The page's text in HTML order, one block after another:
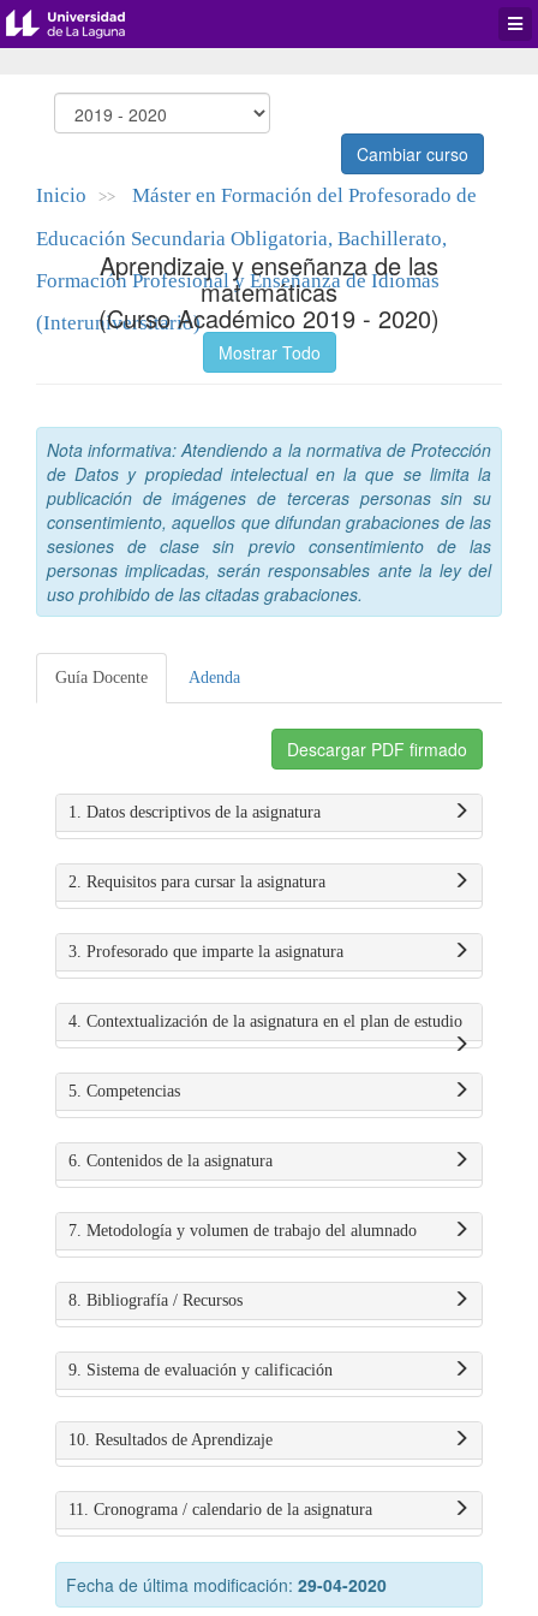
Cambiar curso
Inicio >>
Máster en Formación del Profesorado de
Educación Secundaria Obligatoria, Bachillerato,
Formación Profesional y Enseñanza de Idiomas
(Interuniversitario)
Aprendizaje y enseñanza de las
matemáticas
(Curso Académico 2019 - 2020)
Mostrar Todo
Nota informativa: Atendiendo a la normativa de Protección
de Datos y propiedad intelectual en la que se limita la
publicación de imágenes de terceras personas sin su
consentimiento, aquellos que difundan grabaciones de las
sesiones de clase sin previo consentimiento de las
personas implicadas, serán responsables ante la ley del
uso prohibido de las citadas grabaciones.
Guía Docente Adenda
Descargar PDF firmado
1. Datos descriptivos de la asignatura
2. Requisitos para cursar la asignatura
3. Profesorado que imparte la asignatura
4. Contextualización de la asignatura en el plan de estudio
5. Competencias
6. Contenidos de la asignatura
7. Metodología y volumen de trabajo del alumnado
8. Bibliografía / Recursos
9. Sistema de evaluación y calificación
10. Resultados de Aprendizaje
11. Cronograma / calendario de la asignatura
Fecha de última modificación: 29-04-2020